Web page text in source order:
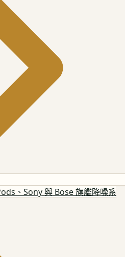
、Sony 與 Bose 旗艦降噪系